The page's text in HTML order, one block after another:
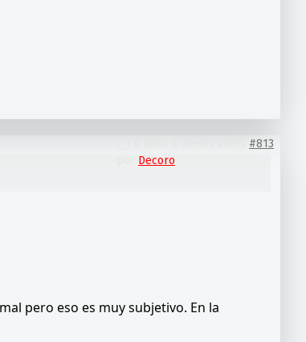
#813
Decoro
pero eso es muy subjetivo. En la